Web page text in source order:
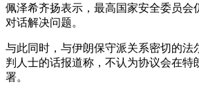
佩泽希齐扬表示，最高国家安全委员会
对话解决问题。
与此同时，与伊朗保守派关系密切的法
判人士的话报道称，不认为协议会在特
署。